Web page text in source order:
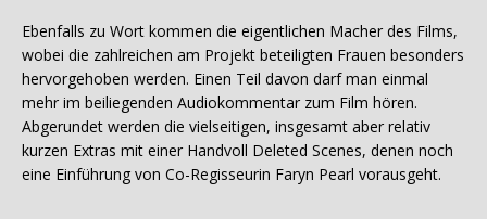
Ebenfalls zu Wort kommen die eigentlichen Macher des Films,
wobei die zahlreichen am Projekt beteiligten Frauen besonders
hervorgehoben werden. Einen Teil davon darf man einmal
mehr im beiliegenden Audiokommentar zum Film hören.
Abgerundet werden die vielseitigen, insgesamt aber relativ
kurzen Extras mit einer Handvoll Deleted Scenes, denen noch
eine Einführung von Co-Regisseurin Faryn Pearl vorausgeht.